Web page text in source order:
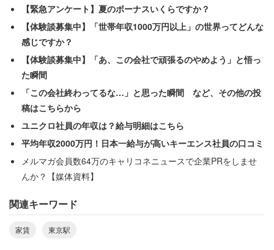
東京駅から30分以内で家賃が安いのは……？
【緊急アンケート】夏のボーナスいくらですか？
【体験談募集中】「世帯年収1000万円以上」の世界ってどんな
感じですか？
【体験談募集中】「あ、この会社で頑張るのやめよう」と悟っ
た瞬間
「この会社終わってるな…」と思った瞬間 など、その他の投
稿はこちらから
ユニクロ社員の年収は？給与明細はこちら
平均年収2000万円！日本一給与が高いキーエンス社員の口コミ
メルマガ会員数64万のキャリコネニュースで企業PRをしませ
んか？【媒体資料】
関連キーワード
家賃 東京駅